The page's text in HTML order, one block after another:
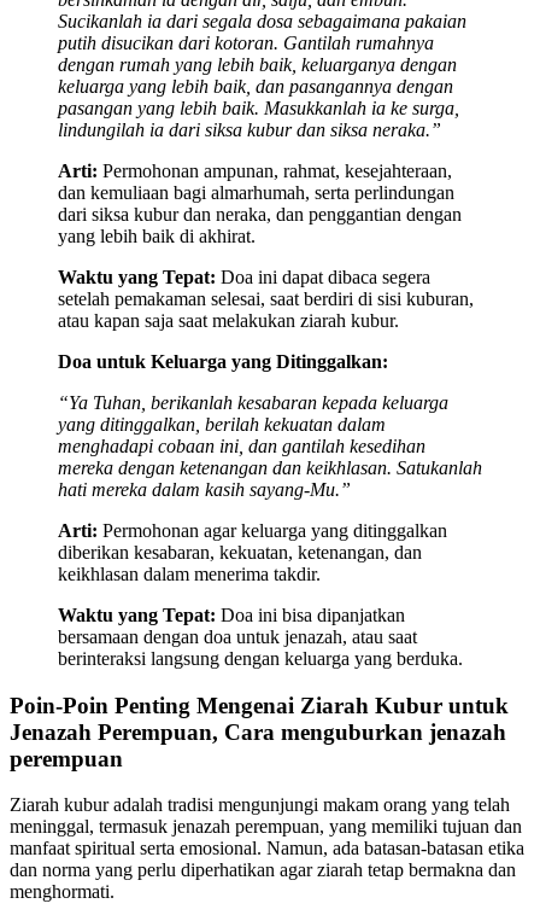
Sucikanlah ia dari segala dosa sebagaimana pakaian
putih disucikan dari kotoran. Gantilah rumahnya
dengan rumah yang lebih baik, keluarganya dengan
keluarga yang lebih baik, dan pasangannya dengan
pasangan yang lebih baik. Masukkanlah ia ke surga,
lindungilah ia dari siksa kubur dan siksa neraka.”
Arti: Permohonan ampunan, rahmat, kesejahteraan,
dan kemuliaan bagi almarhumah, serta perlindungan
dari siksa kubur dan neraka, dan penggantian dengan
yang lebih baik di akhirat.
Waktu yang Tepat: Doa ini dapat dibaca segera
setelah pemakaman selesai, saat berdiri di sisi kuburan,
atau kapan saja saat melakukan ziarah kubur.
Doa untuk Keluarga yang Ditinggalkan:
“Ya Tuhan, berikanlah kesabaran kepada keluarga
yang ditinggalkan, berilah kekuatan dalam
menghadapi cobaan ini, dan gantilah kesedihan
mereka dengan ketenangan dan keikhlasan. Satukanlah
hati mereka dalam kasih sayang-Mu.”
Arti: Permohonan agar keluarga yang ditinggalkan
diberikan kesabaran, kekuatan, ketenangan, dan
keikhlasan dalam menerima takdir.
Waktu yang Tepat: Doa ini bisa dipanjatkan
bersamaan dengan doa untuk jenazah, atau saat
berinteraksi langsung dengan keluarga yang berduka.
Poin-Poin Penting Mengenai Ziarah Kubur untuk
Jenazah Perempuan, Cara menguburkan jenazah
perempuan
Ziarah kubur adalah tradisi mengunjungi makam orang yang telah
meninggal, termasuk jenazah perempuan, yang memiliki tujuan dan
manfaat spiritual serta emosional. Namun, ada batasan-batasan etika
dan norma yang perlu diperhatikan agar ziarah tetap bermakna dan
menghormati.